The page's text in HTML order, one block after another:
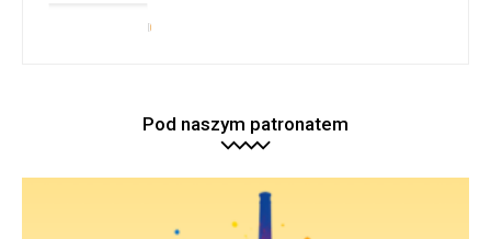
Pod naszym patronatem